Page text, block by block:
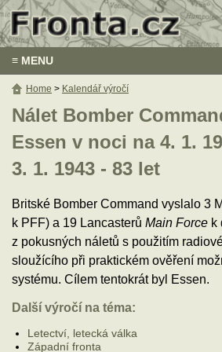
≡ MENU
Nálet Bomber
Essen v noci na 4. 1.
3. 1. 1943 - 83 let
Britské Bomber Command vyslalo 3
k PFF) a 19 Lancasterů Main Force k
z pokusných náletů s použitím
sloužícího při praktickém ověření
systému. Cílem tentokrát byl Essen.
Další výročí na téma:
Letectví, letecká válka
Západní fronta
Home > Kalendář výročí